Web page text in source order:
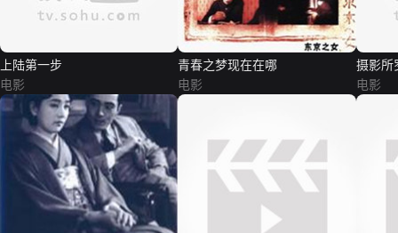
上陆第一步
电影
青春之梦现在在哪
电影
摄影所
电影